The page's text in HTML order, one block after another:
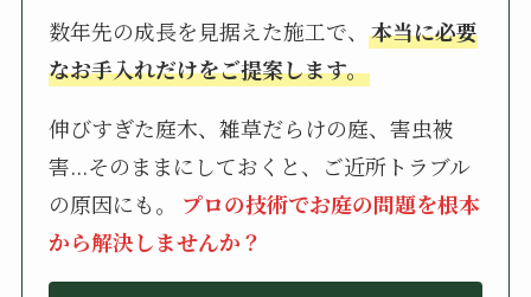
数年先の成長を見据えた施工で、本当に必要
なお手入れだけをご提案します。
伸びすぎた庭木、雑草だらけの庭、害虫被
害...そのままにしておくと、ご近所トラブル
の原因にも。
プロの技術でお庭の問題を根本
から解決しませんか？